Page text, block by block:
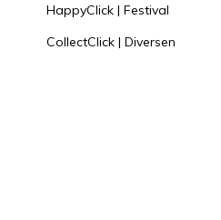
HappyClick | Festival
CollectClick | Diversen